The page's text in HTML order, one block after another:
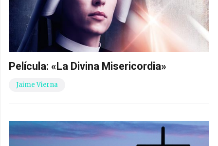
Película: «La Divina Misericordia»
Jaime Vierna